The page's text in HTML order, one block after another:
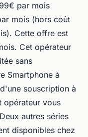
par mois
mois (hors coût
Cette offre est
Cet opérateur
sans
Smartphone à
souscription à
opérateur vous
autres séries
disponibles chez